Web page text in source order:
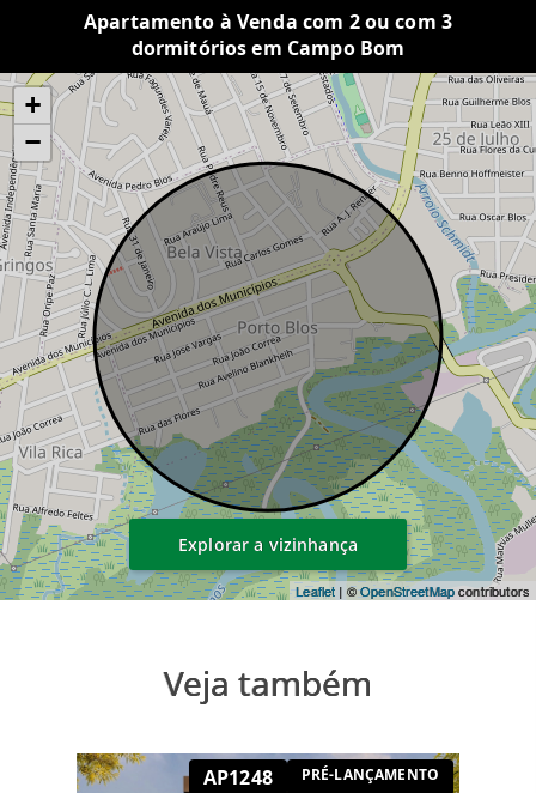
Apartamento à Venda com 2 ou com 3
dormitórios em Campo Bom
+
−
Leaflet | ©OpenStreetMapcontributors
Explorar a vizinhança
Veja também
AP1248 PRÉ-LANÇAMENTO